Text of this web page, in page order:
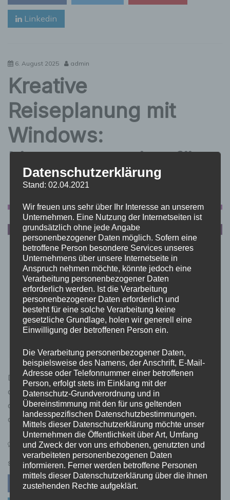
der
Linkedin
6. August 2025 admin
Kreative
Reiseplanung mit
Windows:
Lizenzstrategien für
Entdecker
INTERNET
Die Planung einer Reise kann eine aufregende, aber
auch herausfordernde Aufgabe sein. In der heutigen
digitalen Welt stehen zahlreiche Tools zur Verfügung, die
den Prozess
Leave a Commenton
Kreative
Reiseplanung
mit
Windows:
SHARE
Facebook Twitter Pinterest
Datenschutzerklärung
Stand: 02.04.2021
Wir freuen uns sehr über Ihr Interesse an unserem
Unternehmen. Eine Nutzung der Internetseiten ist
grundsätzlich ohne jede Angabe
personenbezogener Daten möglich. Sofern eine
betroffene Person besondere Services unseres
Unternehmens über unsere Internetseite in
Anspruch nehmen möchte, könnte jedoch eine
Verarbeitung personenbezogener Daten
erforderlich werden. Ist die Verarbeitung
personenbezogener Daten erforderlich und
besteht für eine solche Verarbeitung keine
gesetzliche Grundlage, holen wir generell eine
Einwilligung der betroffenen Person ein.
Die Verarbeitung personenbezogener Daten,
beispielsweise des Namens, der Anschrift, E-Mail-
Adresse oder Telefonnummer einer betroffenen
Person, erfolgt stets im Einklang mit der
Datenschutz-Grundverordnung und in
Übereinstimmung mit den für uns geltenden
landesspezifischen Datenschutzbestimmungen.
Mittels dieser Datenschutzerklärung möchte unser
Unternehmen die Öffentlichkeit über Art, Umfang
und Zweck der von uns erhobenen, genutzten und
verarbeiteten personenbezogenen Daten
informieren. Ferner werden betroffene Personen
mittels dieser Datenschutzerklärung über die ihnen
zustehenden Rechte aufgeklärt.